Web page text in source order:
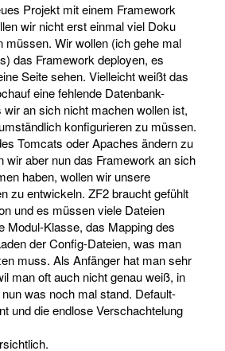
Projekt mit einem Framework
wir nicht erst einmal viel Doku
müssen. Wir wollen (ich gehe mal
das Framework deployen, es
Seite sehen. Vielleicht weißt das
eine fehlende Datenbank-
wir an sich nicht machen wollen ist,
konfigurieren zu müssen.
Tomcats oder Apaches ändern zu
wir aber nun das Framework an sich
haben, wollen wir unsere
zu entwickeln. ZF2 braucht gefühlt
und es müssen viele Dateien
Modul-Klasse, das Mapping des
der Config-Dateien, was man
muss. Als Anfänger hat man sehr
man oft auch nicht genau weiß, in
was noch mal stand. Default-
und die endlose Verschachtelung